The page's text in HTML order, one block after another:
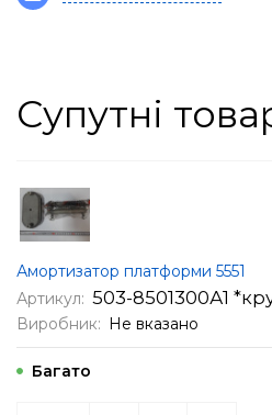
Супутні
Амортизатор платформи 5551
Артикул: 503-8501300А1
Виробник: Не вказано
Багато